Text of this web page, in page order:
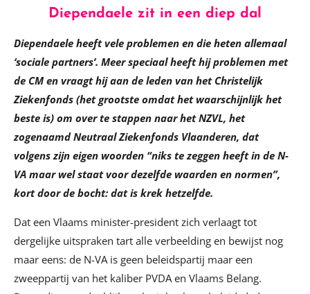
Diependaele zit in een diep dal
Diependaele heeft vele problemen en die heten allemaal
‘sociale partners’. Meer speciaal heeft hij problemen met
de CM en vraagt hij aan de leden van het Christelijk
Ziekenfonds (het grootste omdat het waarschijnlijk het
beste is) om over te stappen naar het NZVL, het
zogenaamd Neutraal Ziekenfonds Vlaanderen, dat
volgens zijn eigen woorden “niks te zeggen heeft in de N-
VA maar wel staat voor dezelfde waarden en normen”,
kort door de bocht: dat is krek hetzelfde.
Dat een Vlaams minister-president zich verlaagt tot
dergelijke uitspraken tart alle verbeelding en bewijst nog
maar eens: de N-VA is geen beleidspartij maar een
zweeppartij van het kaliber PVDA en Vlaams Belang.